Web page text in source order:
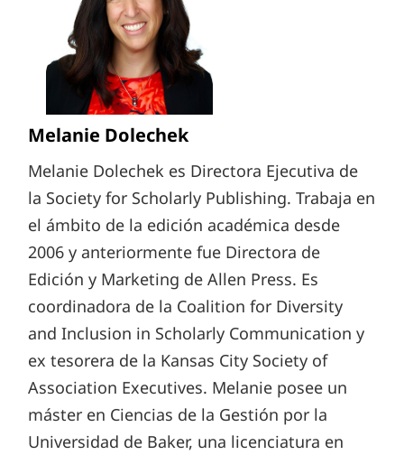
Melanie Dolechek
Melanie Dolechek es Directora Ejecutiva de
la Society for Scholarly Publishing. Trabaja en
el ámbito de la edición académica desde
2006 y anteriormente fue Directora de
Edición y Marketing de Allen Press. Es
coordinadora de la Coalition for Diversity
and Inclusion in Scholarly Communication y
ex tesorera de la Kansas City Society of
Association Executives. Melanie posee un
máster en Ciencias de la Gestión por la
Universidad de Baker, una licenciatura en